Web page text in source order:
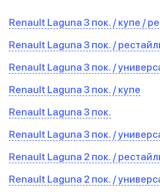
Renault Laguna 3 пок. / купе /
Renault Laguna 3 пок. /
Renault Laguna 3 пок. /
Renault Laguna 3 пок. / купе
Renault Laguna 3 пок.
Renault Laguna 3 пок. /
Renault Laguna 2 пок. /
Renault Laguna 2 пок. /